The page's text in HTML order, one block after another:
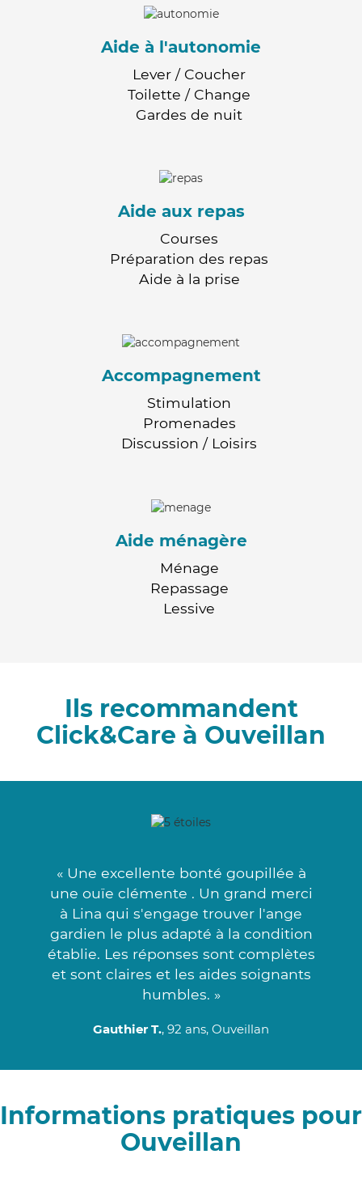
Aide à l'autonomie
Lever / Coucher
Toilette / Change
Gardes de nuit
Aide aux repas
Courses
Préparation des repas
Aide à la prise
Accompagnement
Stimulation
Promenades
Discussion / Loisirs
Aide ménagère
Ménage
Repassage
Lessive
Ils recommandent
Click&Care à Ouveillan
« Une excellente bonté goupillée à
une ouïe clémente . Un grand merci
à Lina qui s'engage trouver l'ange
gardien le plus adapté à la condition
établie. Les réponses sont complètes
et sont claires et les aides soignants
humbles. »
Gauthier T., 92 ans, Ouveillan
Informations pratiques pour
Ouveillan